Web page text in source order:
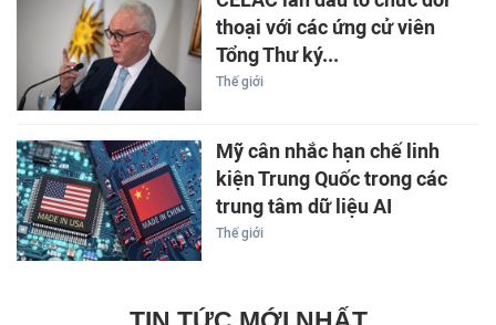
thoại với các ứng cử viên
Tổng Thư ký...
Thế giới
Mỹ cân nhắc hạn chế linh
kiện Trung Quốc trong các
trung tâm dữ liệu AI
Thế giới